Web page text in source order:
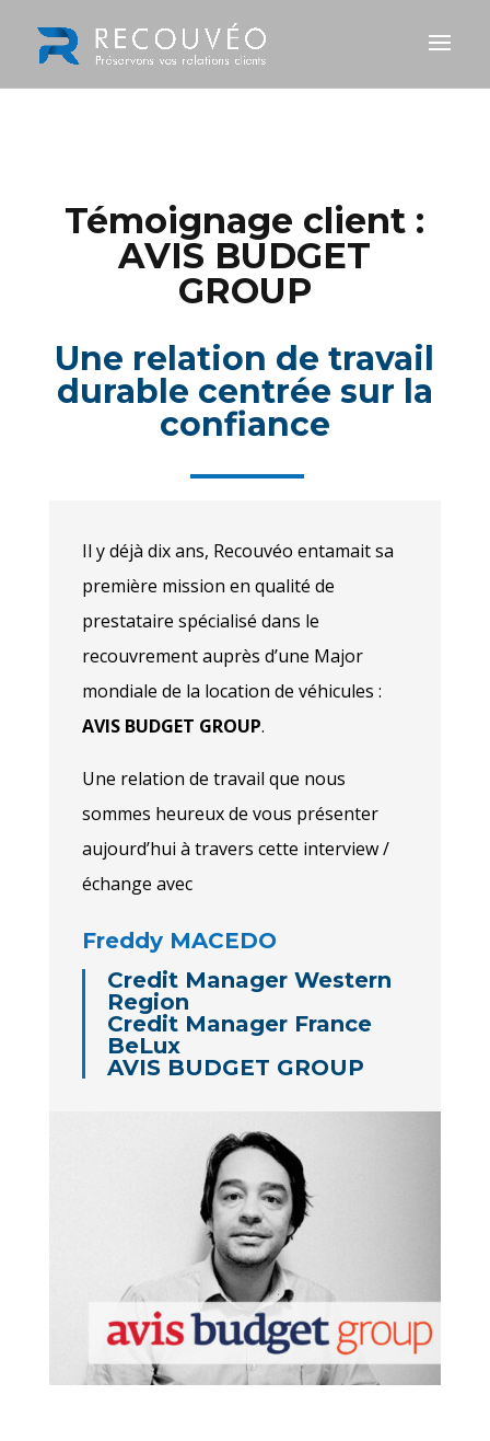
Témoignage client :
AVIS BUDGET
GROUP
Une relation de travail
durable centrée sur la
confiance
Il y déjà dix ans, Recouvéo entamait sa
première mission en qualité de
prestataire spécialisé dans le
recouvrement auprès d’une Major
mondiale de la location de véhicules :
AVIS BUDGET GROUP.
Une relation de travail que nous
sommes heureux de vous présenter
aujourd’hui à travers cette interview /
échange avec
Freddy MACEDO
Credit Manager Western
Region
Credit Manager France
BeLux
AVIS BUDGET GROUP